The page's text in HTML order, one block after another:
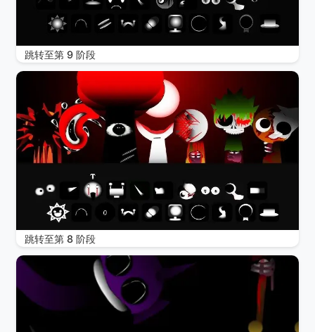
跳转至第 9 阶段
跳转至第 8 阶段